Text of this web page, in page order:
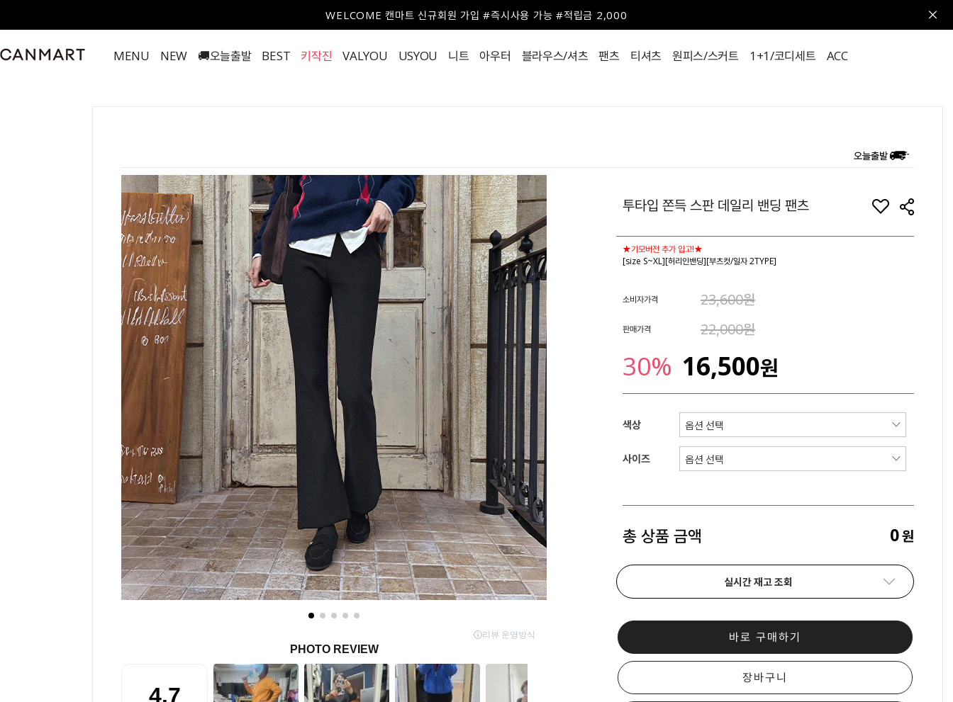
WELCOME 캔마트 신규회원 가입 #즉시사용 가능 #적립금 2,000
MENU NEW 🚚오늘출발 BEST 키작진 VALYOU USYOU 니트 아우터 블라우스/셔츠 팬츠 티셔츠 원피스/스커트 1+1/코디세트 ACC
투타입 쫀득 스판 데일리 밴딩 팬츠
★기모버전 추가 입고!★
[size S~XL][허리인밴딩][부츠컷/일자 2TYPE]
소비자가격 23,600원
판매가격 22,000원
30% 16,500원
색상
사이즈
총 상품 금액 0원
실시간 재고 조회
바로 구매하기
장바구니